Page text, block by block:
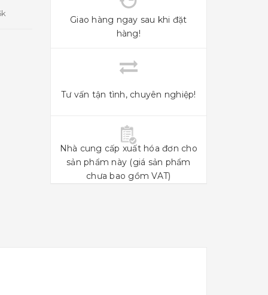
Giao hàng ngay sau khi đặt
hàng!
Tư vấn tận tình, chuyên nghiệp!
Nhà cung cấp xuất hóa đơn cho
sản phẩm này (giá sản phẩm
chưa bao gồm VAT)